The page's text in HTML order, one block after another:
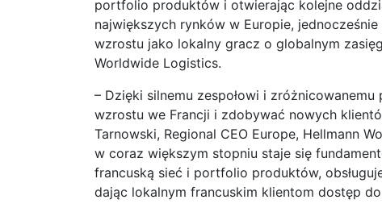
portfolio produktów i otwierając kolejne
największych rynków w Europie,
wzrostu jako lokalny gracz o globalnym
Worldwide Logistics.
– Dzięki silnemu zespołowi i
wzrostu we Francji i zdobywać nowych
Tarnowski, Regional CEO Europe, Hellmann
w coraz większym stopniu staje się
francuską sieć i portfolio produktów,
dając lokalnym francuskim klientom dostęp